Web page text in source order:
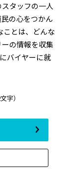
タッフの一人
の心をつかん
ことは、どんな
の情報を収集
バイヤーに就
字）